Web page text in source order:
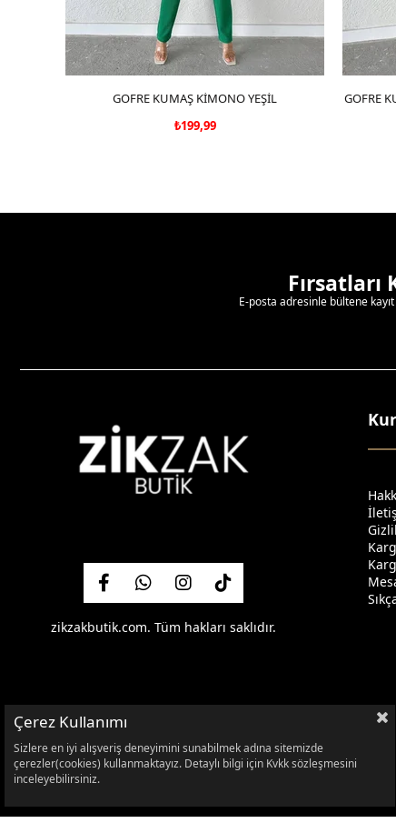
SEPETE EKLE
GOFRE KUMAŞ KİMONO YEŞİL
₺199,99
GOFRE
Fırsatları
E-posta adresinle bültene
zikzakbutik.com. Tüm hakları saklıdır.
Çerez Kullanımı
Sizlere en iyi alışveriş deneyimini sunabilmek adına sitemizde
çerezler(cookies) kullanmaktayız. Detaylı bilgi için Kvkk sözleşmesini
inceleyebilirsiniz.